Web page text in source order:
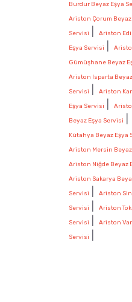
Burdur Beyaz Eşya
Ariston Çorum Beyaz
Servisi
Ariston
Eşya Servisi
Gümüşhane Beyaz
Ariston Isparta
Servisi
Ariston
Eşya Servisi
Beyaz Eşya Servisi
Kütahya Beyaz Eşya
Ariston Mersin
Ariston Niğde Beyaz
Ariston Sakarya
Servisi
Ariston
Servisi
Ariston
Servisi
Ariston
Servisi